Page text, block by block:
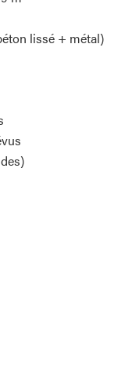
lissé + métal)